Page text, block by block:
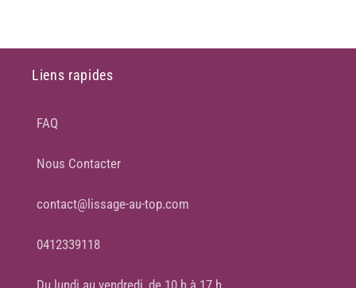
Liens rapides
FAQ
Nous Contacter
contact@lissage-au-top.com
0412339118